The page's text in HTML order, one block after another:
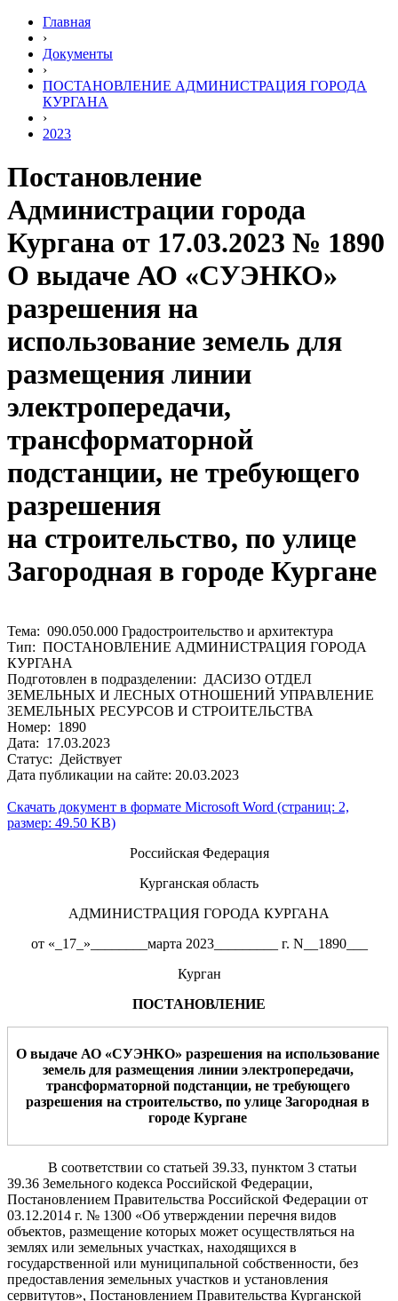
Главная
›
Документы
›
ПОСТАНОВЛЕНИЕ АДМИНИСТРАЦИЯ ГОРОДА
КУРГАНА
›
2023
Постановление
Администрации города
Кургана от 17.03.2023 № 1890
О выдаче АО «СУЭНКО»
разрешения на
использование земель для
размещения линии
электропередачи,
трансформаторной
подстанции, не требующего
разрешения
на строительство, по улице
Загородная в городе Кургане
Тема: 090.050.000 Градостроительство и архитектура
Тип: ПОСТАНОВЛЕНИЕ АДМИНИСТРАЦИЯ ГОРОДА
КУРГАНА
Подготовлен в подразделении: ДАСИЗО ОТДЕЛ
ЗЕМЕЛЬНЫХ И ЛЕСНЫХ ОТНОШЕНИЙ УПРАВЛЕНИЕ
ЗЕМЕЛЬНЫХ РЕСУРСОВ И СТРОИТЕЛЬСТВА
Номер: 1890
Дата: 17.03.2023
Статус: Действует
Дата публикации на сайте: 20.03.2023
Скачать документ в формате Microsoft Word (страниц: 2,
размер: 49.50 KB)
Российская Федерация
Курганская область
АДМИНИСТРАЦИЯ ГОРОДА КУРГАНА
от «_17_»________марта 2023_________ г. N__1890___
Курган
ПОСТАНОВЛЕНИЕ
О выдаче АО «СУЭНКО» разрешения на использование
земель для размещения линииэлектропередачи,
трансформаторной подстанции, не требующего
разрешения на строительство, по улице Загородная в
городе Кургане
В соответствии со статьей 39.33, пунктом 3 статьи
39.36 Земельного кодекса Российской Федерации,
Постановлением Правительства Российской Федерации от
03.12.2014 г. № 1300 «Об утверждении перечня видов
объектов, размещение которых может осуществляться на
землях или земельных участках, находящихся в
государственной или муниципальной собственности, без
предоставления земельных участков и установления
сервитутов», Постановлением Правительства Курганской